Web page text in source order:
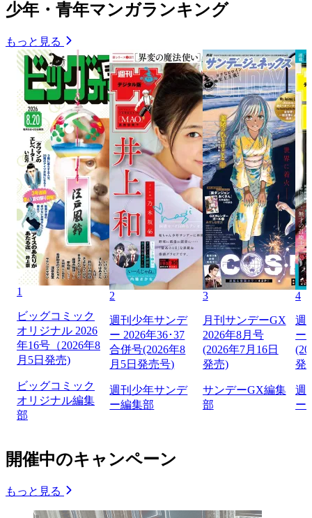
少年・青年マンガランキング
もっと見る
1
ビッグコミック
オリジナル 2026
年16号（2026年8
月5日発売)
ビッグコミック
オリジナル編集
部
2
週刊少年サンデ
ー 2026年36･37
合併号(2026年8
月5日発売号)
週刊少年サンデ
ー編集部
3
月刊サンデーGX
2026年8月号
(2026年7月16日
発売)
サンデーGX編集
部
4
週
ー
発
週
ー
開催中のキャンペーン
もっと見る